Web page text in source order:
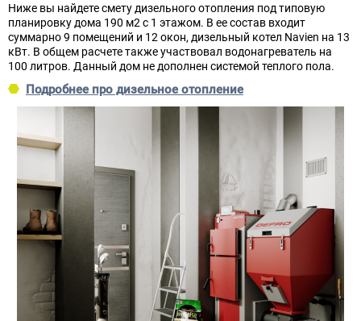
Ниже вы найдете смету дизельного отопления под типовую
планировку дома 190 м2 с 1 этажом. В ее состав входит
суммарно 9 помещений и 12 окон, дизельный котел Navien на 13
кВт. В общем расчете также участвовал водонагреватель на
100 литров. Данный дом не дополнен системой теплого пола.
Подробнее про дизельное отопление